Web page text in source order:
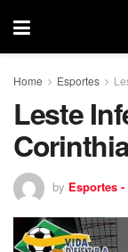
Home Esportes
Leste
by Esportes